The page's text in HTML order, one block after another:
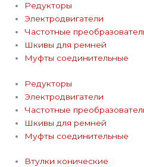
Редукторы
Электродвигатели
Частотные
Шкивы для ремней
Муфты соединительные
Редукторы
Электродвигатели
Частотные
Шкивы для ремней
Муфты соединительные
Втулки конические